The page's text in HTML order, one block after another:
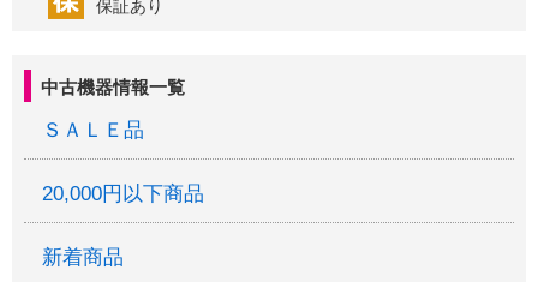
中古機器情報一覧
ＳＡＬＥ品
20,000円以下商品
新着商品
保証あり